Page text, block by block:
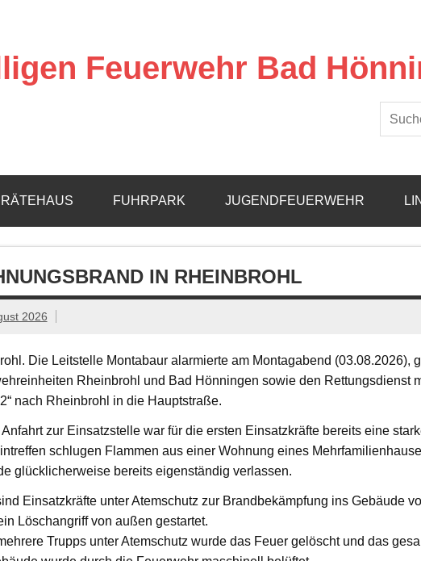
Feuerwehr Bad
FUHRPARK JUGENDFEUERWEHR
IN RHEINBROHL
2026
Die Leitstelle Montabaur alarmierte am Montagabend (03.08.2026),
Rheinbrohl und Bad Hönningen sowie den Rettungsdienst
nach Rheinbrohl in die Hauptstraße.
zur Einsatzstelle war für die ersten Einsatzkräfte bereits eine
schlugen Flammen aus einer Wohnung eines
glücklicherweise bereits eigenständig verlassen.
Einsatzkräfte unter Atemschutz zur Brandbekämpfung ins Gebäude
Löschangriff von außen gestartet.
Trupps unter Atemschutz wurde das Feuer gelöscht und das